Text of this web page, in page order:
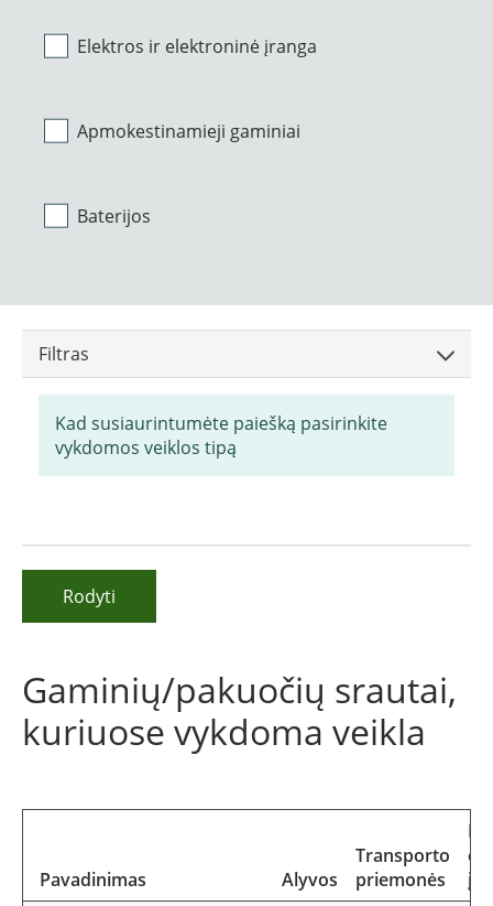
Elektros ir elektroninė įranga
Apmokestinamieji gaminiai
Baterijos
Filtras
Kad susiaurintumėte paiešką pasirinkite
vykdomos veiklos tipą
Rodyti
Gaminių/pakuočių srautai,
kuriuose vykdoma veikla
Pavadinimas Alyvos
Transporto
priemonės